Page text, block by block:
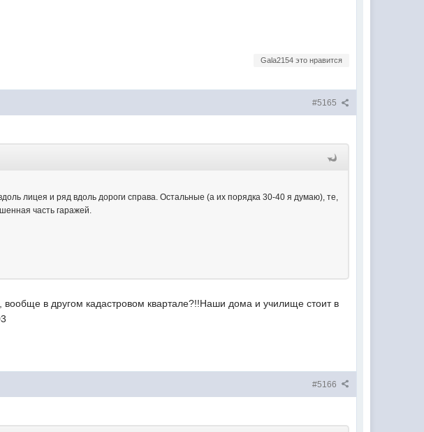
Gala2154 это нравится
#5165
лицея и ряд вдоль дороги справа. Остальные (а их порядка 30-40 я думаю), те,
часть гаражей.
в другом кадастровом квартале?!!Наши дома и училище стоит в
#5166